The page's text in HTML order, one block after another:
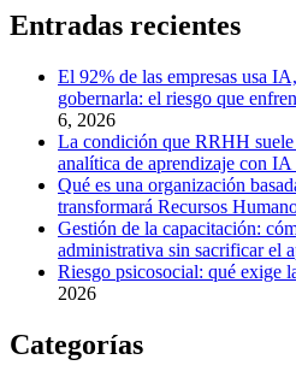
Entradas recientes
El 92% de las empresas usa
gobernarla: el riesgo que
6, 2026
La condición que RRHH
analítica de aprendizaje con IA
Qué es una organización
transformará Recursos
Gestión de la capacitación:
administrativa sin sacrificar el
Riesgo psicosocial: qué exige
2026
Categorías